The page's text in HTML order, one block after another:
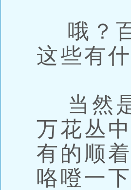
哦？百
这些有
当然是
万花丛
有的顺
咯噔一